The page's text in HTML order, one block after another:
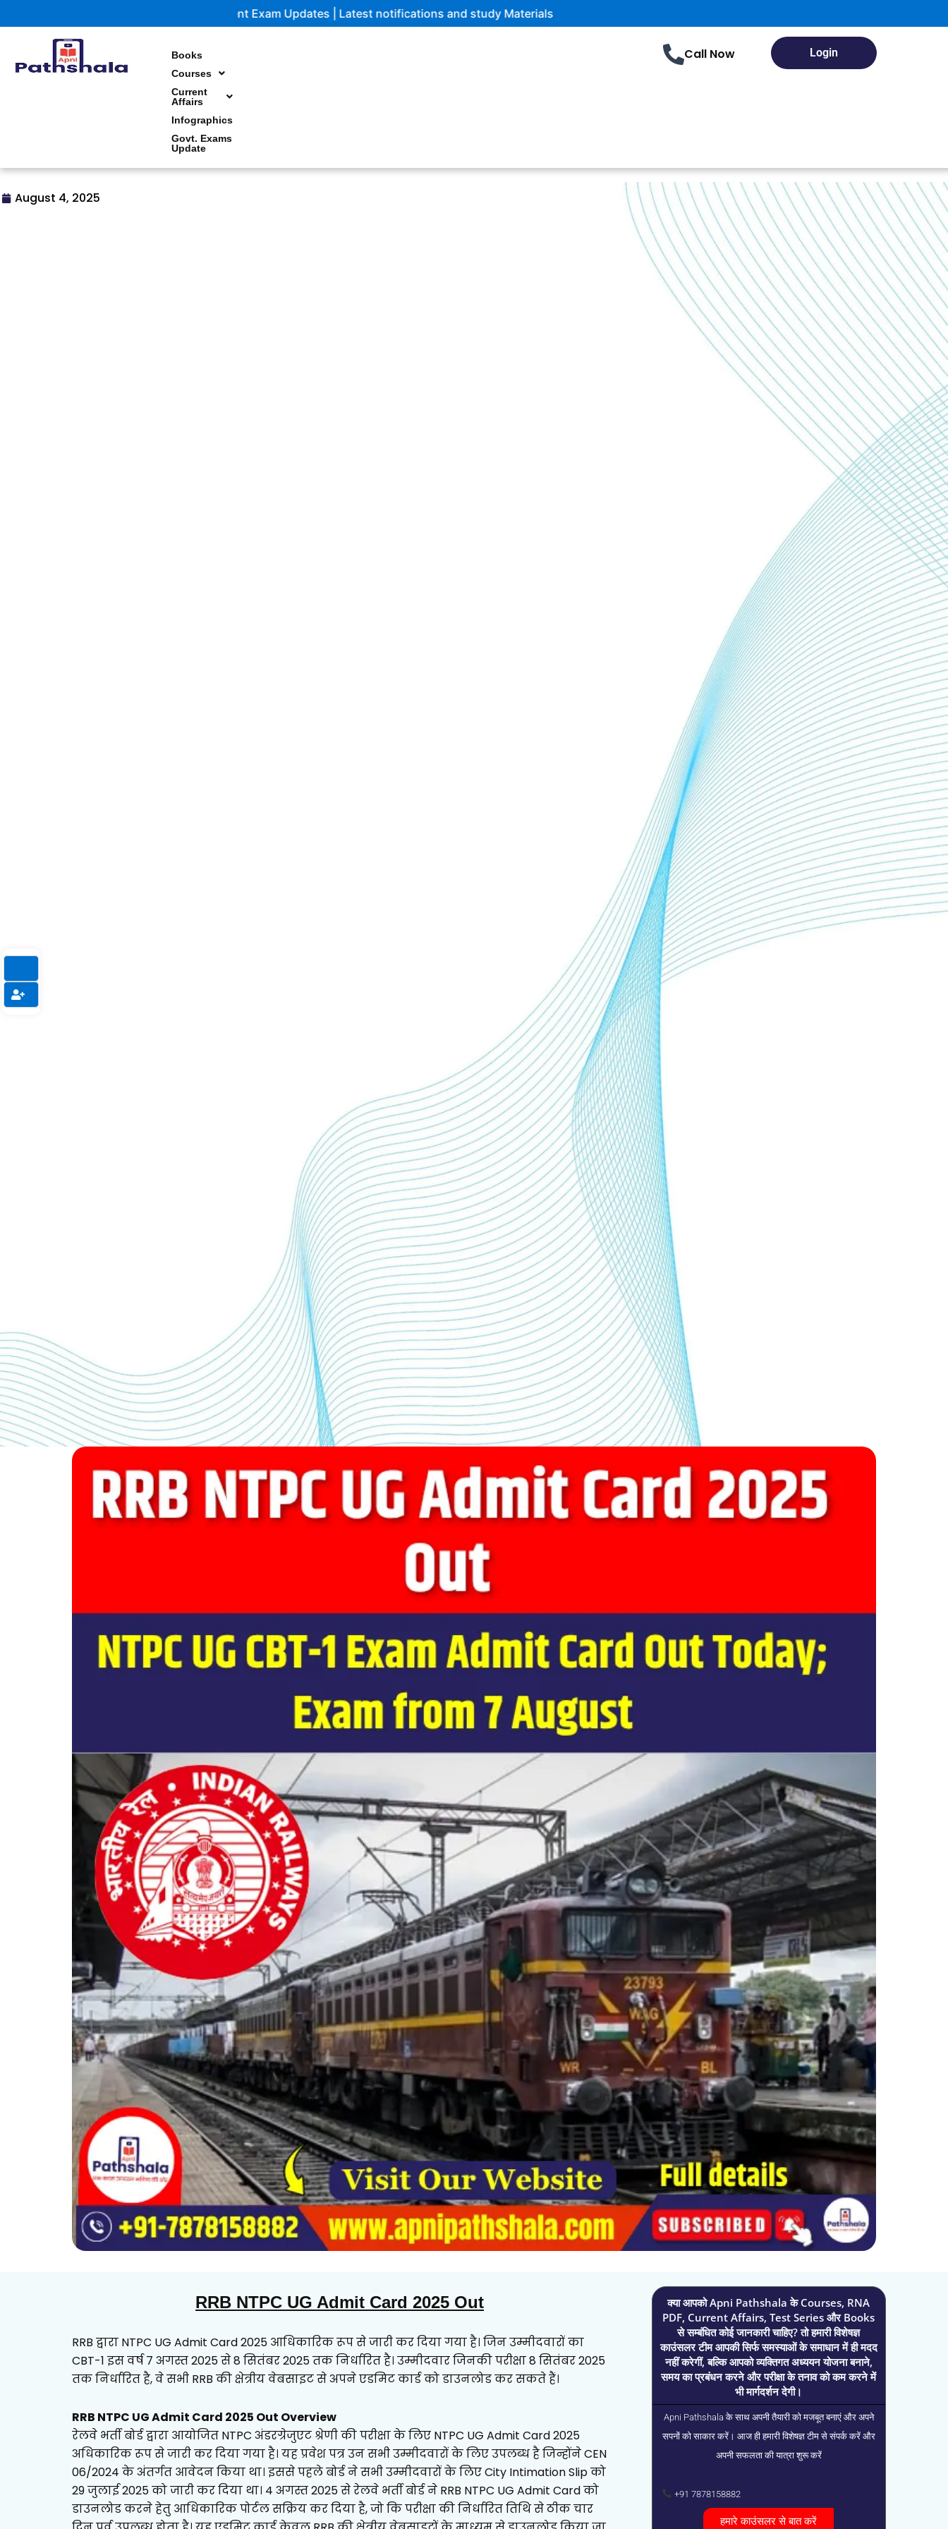
to
Government Exam Updates | Latest notifications and study Materials
Books
Courses
Current
Affairs
Infographics
Govt. Exams
Update
Call Now Login
August 4, 2025
RRB NTPC UG Admit Card 2025 Out
RRB द्वारा NTPC UG Admit Card 2025 आधिकारिक रूप से जारी कर दिया गया है। जिन उम्मीदवारों का
CBT-1 इस वर्ष 7 अगस्त 2025 से 8 सितंबर 2025 तक निर्धारित है। उम्मीदवार जिनकी परीक्षा 8 सितंबर 2025
तक निर्धारित है, वे सभी RRB की क्षेत्रीय वेबसाइट से अपने एडमिट कार्ड को डाउनलोड कर सकते हैं।
RRB NTPC UG Admit Card 2025 Out Overview
रेलवे भर्ती बोर्ड द्वारा आयोजित NTPC अंडरग्रेजुएट श्रेणी की परीक्षा के लिए NTPC UG Admit Card 2025
अधिकारिक रूप से जारी कर दिया गया है। यह प्रवेश पत्र उन सभी उम्मीदवारों के लिए उपलब्ध है जिन्होंने CEN
06/2024 के अंतर्गत आवेदन किया था। इससे पहले बोर्ड ने सभी उम्मीदवारों के लिए City Intimation Slip को
29 जुलाई 2025 को जारी कर दिया था। 4 अगस्त 2025 से रेलवे भर्ती बोर्ड ने RRB NTPC UG Admit Card को
डाउनलोड करने हेतु आधिकारिक पोर्टल सक्रिय कर दिया है, जो कि परीक्षा की निर्धारित तिथि से ठीक चार
क्या आपको Apni Pathshala के Courses, RNA
PDF, Current Affairs, Test Series और Books
से सम्बंधित कोई जानकारी चाहिए? तो हमारी विशेषज्ञ
काउंसलर टीम आपकी सिर्फ समस्याओं के समाधान में ही मदद
नहीं करेगीं, बल्कि आपको व्यक्तिगत अध्ययन योजना बनाने,
समय का प्रबंधन करने और परीक्षा के तनाव को कम करने में
भी मार्गदर्शन देगी।
Apni Pathshala के साथ अपनी तैयारी को मजबूत बनाएं और अपने
सपनों को साकार करें। आज ही हमारी विशेषज्ञ टीम से संपर्क करें और
अपनी सफलता की यात्रा शुरू करें
+91 7878158882
हमारे काउंसलर से बात करें